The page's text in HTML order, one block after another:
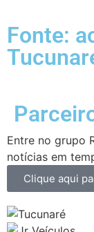
Fonte:
Entre no grupo
notícias em
Clique aqui